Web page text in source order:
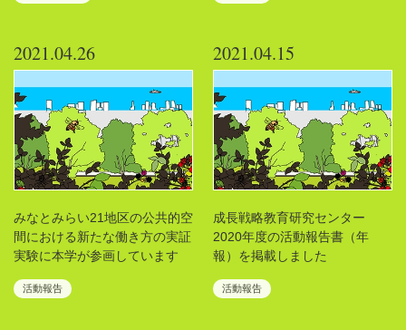
2021.04.26
みなとみらい21地区の公共的空
間における新たな働き方の実証
実験に本学が参画しています
活動報告
2021.04.15
成長戦略教育研究センター
2020年度の活動報告書（年
報）を掲載しました
活動報告